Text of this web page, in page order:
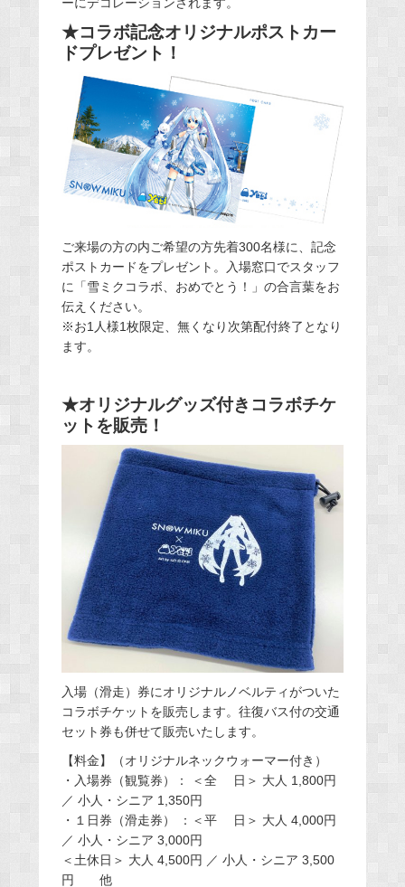
ーにデコレーションされます。
★コラボ記念オリジナルポストカー
ドプレゼント！
ご来場の方の内ご希望の方先着300名様に、記念
ポストカードをプレゼント。入場窓口でスタッフ
に「雪ミクコラボ、おめでとう！」の合言葉をお
伝えください。
※お1人様1枚限定、無くなり次第配付終了となり
ます。
★オリジナルグッズ付きコラボチケ
ットを販売！
入場（滑走）券にオリジナルノベルティがついた
コラボチケットを販売します。往復バス付の交通
セット券も併せて販売いたします。
【料金】（オリジナルネックウォーマー付き）
・入場券（観覧券）： ＜全 日＞ 大人 1,800円
／ 小人・シニア 1,350円
・１日券（滑走券） ：＜平 日＞ 大人 4,000円
／ 小人・シニア 3,000円
＜土休日＞ 大人 4,500円 ／ 小人・シニア 3,500
円 他